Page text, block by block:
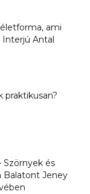
ami
Interjú Antal
praktikusan?
Szörnyek és
Balatont Jeney